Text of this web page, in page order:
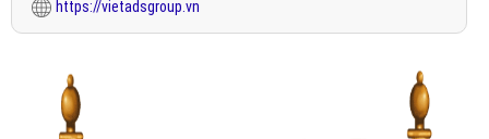
https://vietadsgroup.vn